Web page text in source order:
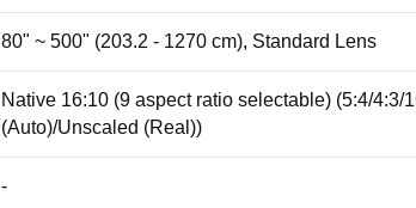
80" ~ 500" (203.2 - 1270 cm), Standard Lens
Native 16:10 (9 aspect ratio selectable) (5:4/
(Auto)/Unscaled (Real))
-